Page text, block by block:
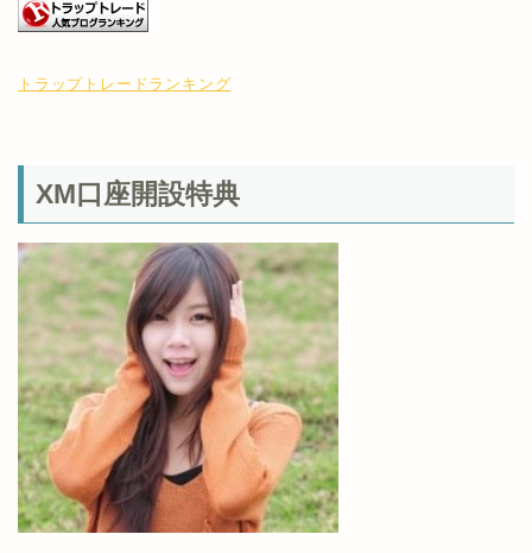
トラップトレードランキング
XM口座開設特典